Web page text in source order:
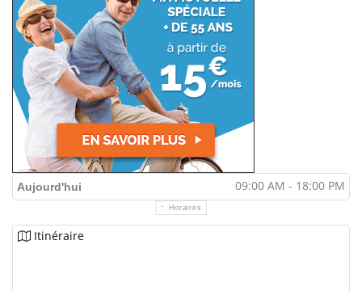
Aujourd'hui 09:00 AM - 18:00 PM
Horaires
Itinéraire